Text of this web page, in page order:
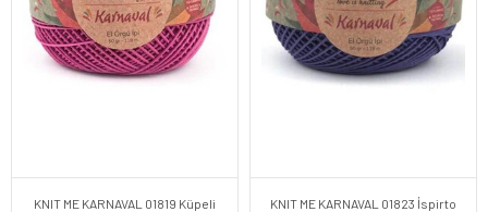
KNIT ME KARNAVAL 01819 Küpeli KNIT ME KARNAVAL 01823 İspirto